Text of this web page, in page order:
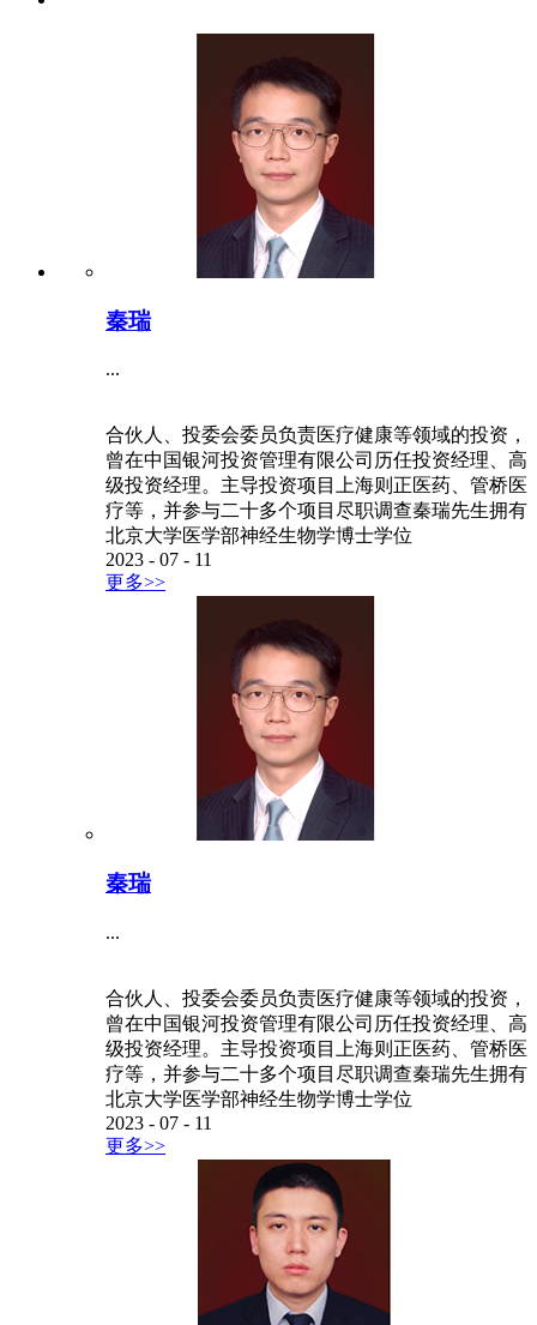
秦瑞
...
合伙人、投委会委员负责医疗健康等领域的投资，
曾在中国银河投资管理有限公司历任投资经理、高
级投资经理。主导投资项目上海则正医药、管桥医
疗等，并参与二十多个项目尽职调查秦瑞先生拥有
北京大学医学部神经生物学博士学位
2023 - 07 - 11
更多>>
秦瑞
...
合伙人、投委会委员负责医疗健康等领域的投资，
曾在中国银河投资管理有限公司历任投资经理、高
级投资经理。主导投资项目上海则正医药、管桥医
疗等，并参与二十多个项目尽职调查秦瑞先生拥有
北京大学医学部神经生物学博士学位
2023 - 07 - 11
更多>>